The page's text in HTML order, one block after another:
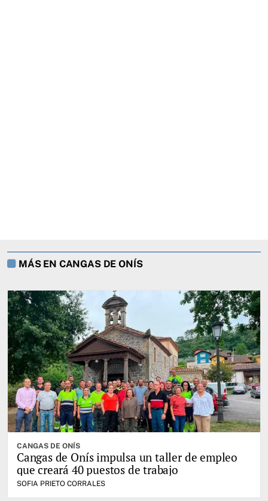
MÁS EN CANGAS DE ONÍS
CANGAS DE ONÍS
Cangas de Onís impulsa un taller de empleo
que creará 40 puestos de trabajo
SOFIA PRIETO CORRALES